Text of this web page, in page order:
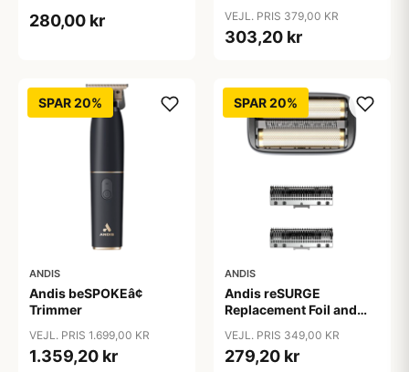
280,00 kr VEJL. PRIS 379,00 KR
303,20 kr
SPAR 20%
ANDIS
Andis beSPOKEâ¢
Trimmer
VEJL. PRIS 1.699,00 KR
1.359,20 kr
SPAR 20%
ANDIS
Andis reSURGE
Replacement Foil and
VEJL. PRIS 349,00 KR
279,20 kr